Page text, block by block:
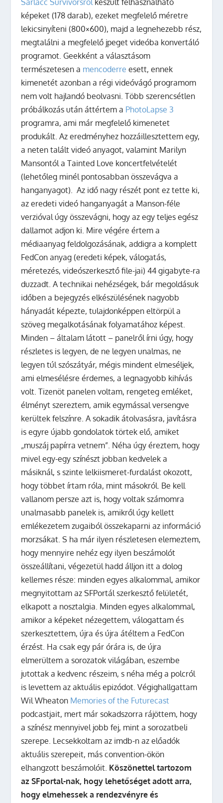
Sarlacc Survivorsrólkészült felhasználható
képeket (178 darab), ezeket megfelelő méretre
lekicsinyíteni (800×600), majd a legnehezebb rész,
megtalálni a megfelelő jpeget videóba konvertáló
programot. Geekként a választásom
természetesen a mencoderre esett, ennek
kimenetét azonban a régi videóvágó programom
nem volt hajlandó beolvasni. Több szerencsétlen
próbálkozás után áttértem a PhotoLapse 3
programra, ami már megfelelő kimenetet
produkált. Az eredményhez hozzáillesztettem egy,
a neten talált videó anyagot, valamint Marilyn
Mansontól a Tainted Love koncertfelvételét
(lehetőleg minél pontosabban összevágva a
hanganyagot). Az idő nagy részét pont ez tette ki,
az eredeti videó hanganyagát a Manson-féle
verzióval úgy összevágni, hogy az egy teljes egész
dallamot adjon ki. Mire végére értem a
médiaanyag feldolgozásának, addigra a komplett
FedCon anyag (eredeti képek, válogatás,
méretezés, videószerkesztő file-jai) 44 gigabyte-ra
duzzadt. A technikai nehézségek, bár megoldásuk
időben a bejegyzés elkészülésének nagyobb
hányadát képezte, tulajdonképpen eltörpül a
szöveg megalkotásának folyamatához képest.
Minden – általam látott – panelről írni úgy, hogy
részletes is legyen, de ne legyen unalmas, ne
legyen túl szószátyár, mégis mindent elmeséljek,
ami elmesélésre érdemes, a legnagyobb kihívás
volt. Tizenöt panelen voltam, rengeteg emléket,
élményt szereztem, amik egymással versengve
kerültek felszínre. A sokadik átolvasásra, javításra
is egyre újabb gondolatok törtek elő, amiket
„muszáj papírra vetnem”. Néha úgy éreztem, hogy
mivel egy-egy színészt jobban kedvelek a
másiknál, s szinte lelkiismeret-furdalást okozott,
hogy többet írtam róla, mint másokról. Be kell
vallanom persze azt is, hogy voltak számomra
unalmasabb panelek is, amikről úgy kellett
emlékezetem zugaiból összekaparni az információ
morzsákat. S ha már ilyen részletesen elemeztem,
hogy mennyire nehéz egy ilyen beszámolót
összeállítani, végezetül hadd álljon itt a dolog
kellemes része: minden egyes alkalommal, amikor
megnyitottam az SFPortál szerkesztő felületét,
elkapott a nosztalgia. Minden egyes alkalommal,
amikor a képeket nézegettem, válogattam és
szerkesztettem, újra és újra átéltem a FedCon
érzést. Ha csak egy pár órára is, de újra
elmerültem a sorozatok világában, eszembe
jutottak a kedvenc részeim, s néha még a polcról
is levettem az aktuális epizódot. Végighallgattam
Wil Wheaton Memories of the Futurecast
podcastjait, mert már sokadszorra rájöttem, hogy
a színész mennyivel jobb fej, mint a sorozatbeli
szerepe. Lecsekkoltam az imdb-n az előadók
aktuális szerepeit, más convention-ökön
elhangzott beszámolóit. Köszönettel tartozom
az SFportal-nak, hogy lehetőséget adott arra,
hogy elmehessek a rendezvényre és